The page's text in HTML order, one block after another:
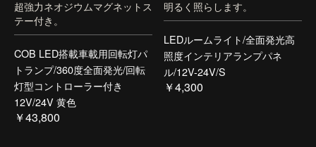
超強力ネオジウムマグネットス
テー付き。
COB LED搭載車載用回転灯パ
トランプ/360度全面発光/回転
灯型コントローラー付き
12V/24V 黄色
￥43,800
明るく照らします。
LEDルームライト/全面発光高
照度インテリアランプパネ
ル/12V-24V/S
￥4,300